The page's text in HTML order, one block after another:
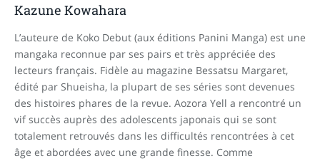
Kazune Kowahara
L’auteure de Koko Debut (aux éditions Panini Manga) est une
mangaka reconnue par ses pairs et très appréciée des
lecteurs français. Fidèle au magazine Bessatsu Margaret,
édité par Shueisha, la plupart de ses séries sont devenues
des histoires phares de la revue. Aozora Yell a rencontré un
vif succès auprès des adolescents japonais qui se sont
totalement retrouvés dans les difficultés rencontrées à cet
âge et abordées avec une grande finesse. Comme